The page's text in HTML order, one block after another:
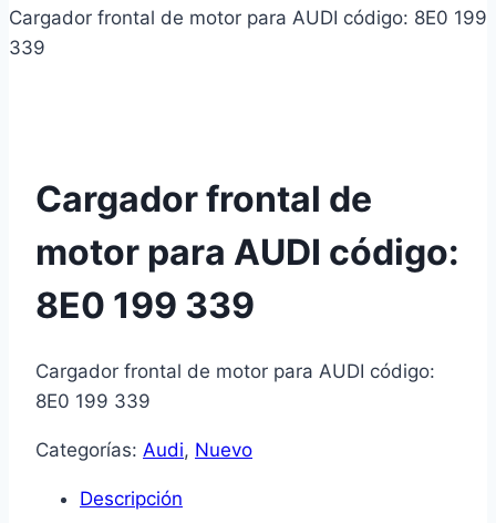
Cargador frontal de motor para AUDI código: 8E0 199
339
Cargador frontal de
motor para AUDI código:
8E0 199 339
Cargador frontal de motor para AUDI código:
8E0 199 339
Categorías: Audi, Nuevo
Descripción